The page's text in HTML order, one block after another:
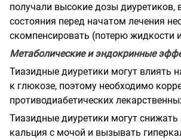
получали высокие дозы
состояния перед начатом лечения
скомпенсировать (потерю жидкости
Метаболические и эндокринные
Тиазидные диуретики могут влиять
к глюкозе, поэтому необходимо
противодиабетических
Тиазидные диуретики могут
кальция с мочой и вызывать